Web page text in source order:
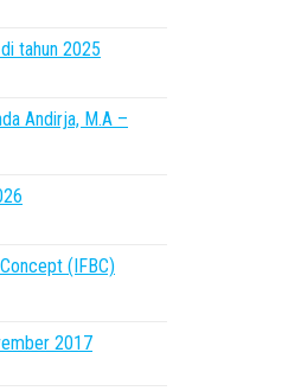
tahun 2025
Andirja, M.A –
(IFBC)
2017